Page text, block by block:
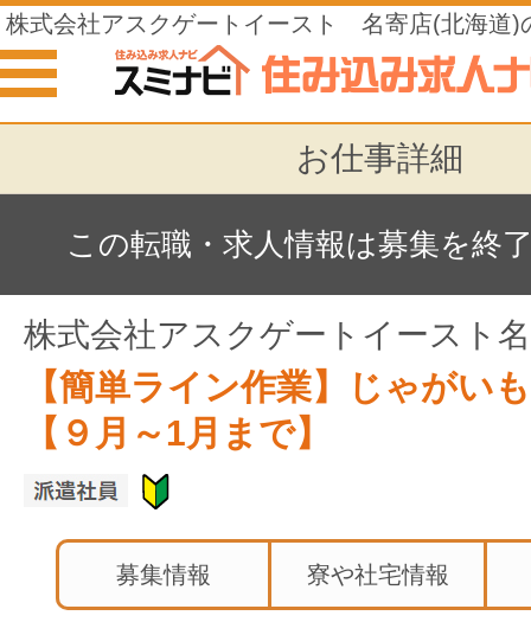
株式会社アスクゲートイースト 名寄店(北海道)
み込みの仕事
お仕事詳細
この転職・求人情報は募集を終
株式会社アスクゲートイースト
【簡単ライン作業】じゃがい
【９月～1月まで】
募集情報 寮や社宅情報